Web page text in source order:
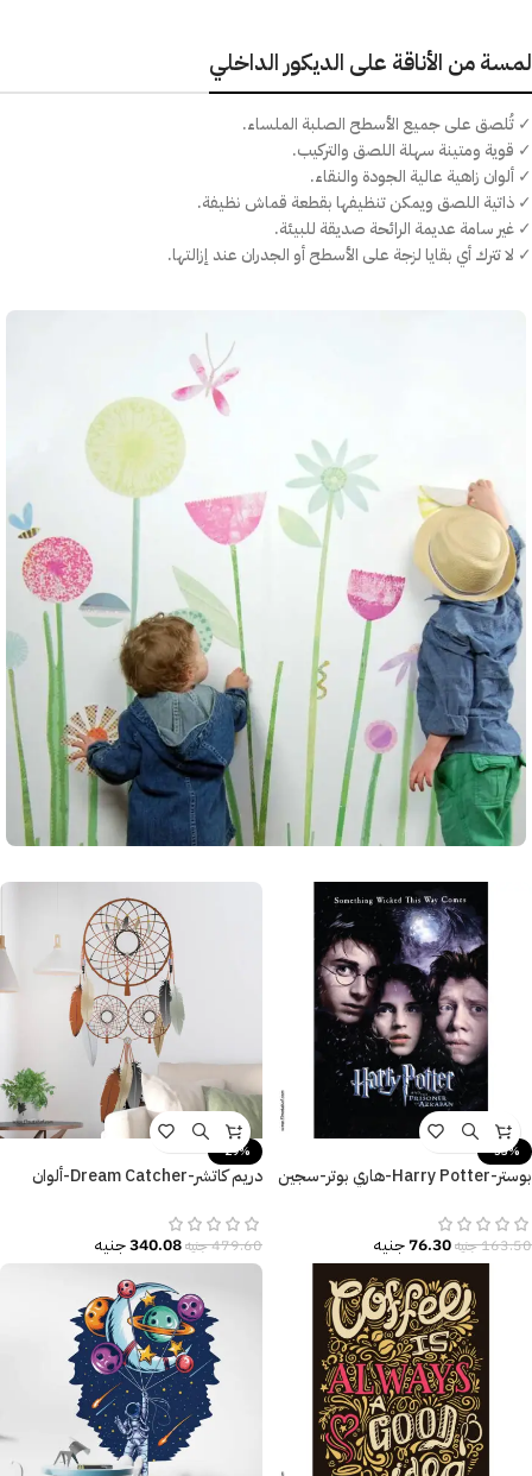
لمسة من الأناقة على الديكور الداخلي
✓ تُلصق على جميع الأسطح الصلبة الملساء.
✓ قوية ومتينة سهلة اللصق والتركيب.
✓ ألوان زاهية عالية الجودة والنقاء.
✓ ذاتية اللصق ويمكن تنظيفها بقطعة قماش نظيفة.
✓ غير سامة عديمة الرائحة صديقة للبيئة.
✓ لا تترك أي بقايا لزجة على الأسطح أو الجدران عند إزالتها.
-53%
بوستر-Harry Potter-هاري بوتر-سجين
163.50جنيه76.30جنيه
-29%
دريم كاتشر-Dream Catcher-ألوان
479.60جنيه340.08جنيه